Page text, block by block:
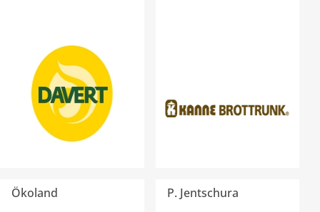
Ökoland P. Jentschura